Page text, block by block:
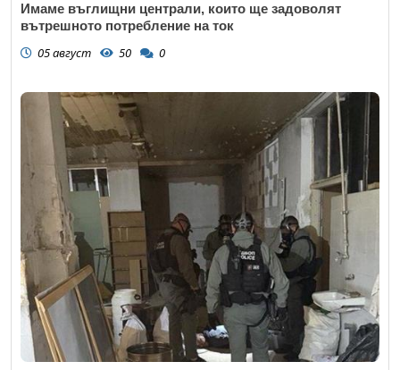
Имаме въглищни централи, които ще задоволят
вътрешното потребление на ток
05 август 50 0